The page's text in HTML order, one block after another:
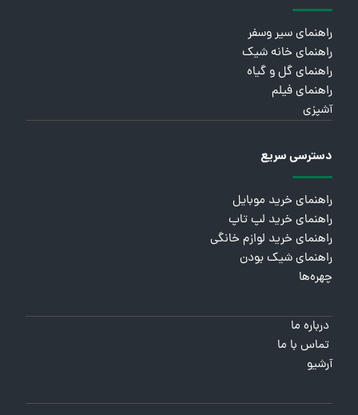
راهنمای سیر وسفر
راهنمای خانه شیک
راهنمای گل و گیاه
راهنمای فیلم
آشپزی
دسترسی سریع
راهنمای خرید موبایل
راهنمای خرید لپ تاپ
راهنمای خرید لوازم خانگی
راهنمای شیک بودن
چهره‌ها
درباره ما
تماس با ما
آرشیو